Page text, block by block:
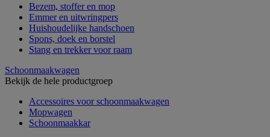
Bezem, stoffer en mop
Emmer en uitwringpers
Huishoudelijke handschoen
Spons, doek en borstel
Stang en trekker voor raam
Schoonmaakwagen
Bekijk de hele productgroep
Accessoires voor schoonmaakwagen
Mopwagen
Schoonmaakkar